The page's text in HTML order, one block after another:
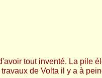
tout inventé. La pile
de Volta il y a à